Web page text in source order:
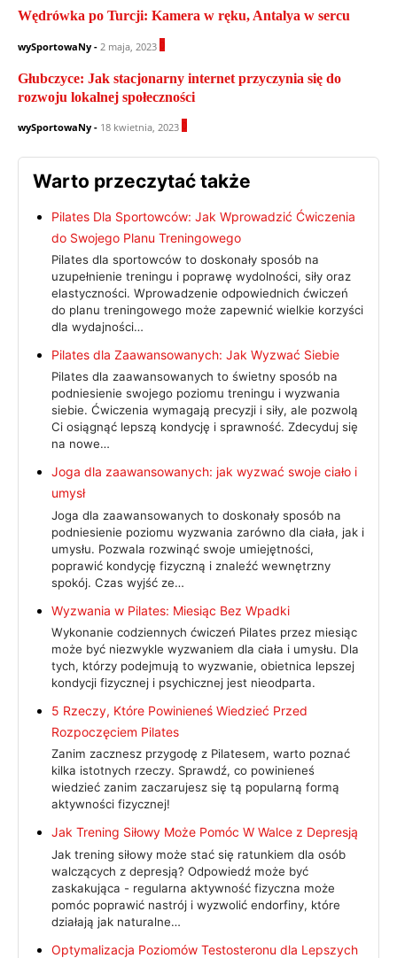
Wędrówka po Turcji: Kamera w ręku, Antalya w sercu
wySportowaNy - 2 maja, 2023
Głubczyce: Jak stacjonarny internet przyczynia się do
rozwoju lokalnej społeczności
wySportowaNy - 18 kwietnia, 2023
Warto przeczytać także
Pilates Dla Sportowców: Jak Wprowadzić Ćwiczenia
do Swojego Planu Treningowego
Pilates dla sportowców to doskonały sposób na
uzupełnienie treningu i poprawę wydolności, siły oraz
elastyczności. Wprowadzenie odpowiednich ćwiczeń
do planu treningowego może zapewnić wielkie korzyści
dla wydajności…
Pilates dla Zaawansowanych: Jak Wyzwać Siebie
Pilates dla zaawansowanych to świetny sposób na
podniesienie swojego poziomu treningu i wyzwania
siebie. Ćwiczenia wymagają precyzji i siły, ale pozwolą
Ci osiągnąć lepszą kondycję i sprawność. Zdecyduj się
na nowe…
Joga dla zaawansowanych: jak wyzwać swoje ciało i
umysł
Joga dla zaawansowanych to doskonały sposób na
podniesienie poziomu wyzwania zarówno dla ciała, jak i
umysłu. Pozwala rozwinąć swoje umiejętności,
poprawić kondycję fizyczną i znaleźć wewnętrzny
spokój. Czas wyjść ze…
Wyzwania w Pilates: Miesiąc Bez Wpadki
Wykonanie codziennych ćwiczeń Pilates przez miesiąc
może być niezwykle wyzwaniem dla ciała i umysłu. Dla
tych, którzy podejmują to wyzwanie, obietnica lepszej
kondycji fizycznej i psychicznej jest nieodparta.
5 Rzeczy, Które Powinieneś Wiedzieć Przed
Rozpoczęciem Pilates
Zanim zacznesz przygodę z Pilatesem, warto poznać
kilka istotnych rzeczy. Sprawdź, co powinieneś
wiedzieć zanim zaczarujesz się tą popularną formą
aktywności fizycznej!
Jak Trening Siłowy Może Pomóc W Walce z Depresją
Jak trening siłowy może stać się ratunkiem dla osób
walczących z depresją? Odpowiedź może być
zaskakująca - regularna aktywność fizyczna może
pomóc poprawić nastrój i wyzwolić endorfiny, które
działają jak naturalne…
Optymalizacja Poziomów Testosteronu dla Lepszych